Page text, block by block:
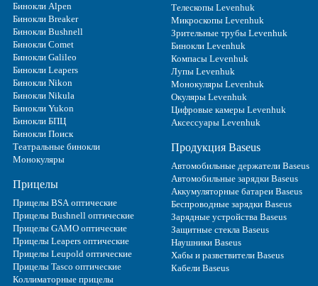
Бинокли Alpen
Бинокли Breaker
Бинокли Bushnell
Бинокли Comet
Бинокли Galileo
Бинокли Leapers
Бинокли Nikon
Бинокли Nikula
Бинокли Yukon
Бинокли БПЦ
Бинокли Поиск
Театральные бинокли
Монокуляры
Прицелы
Прицелы BSA оптические
Прицелы Bushnell оптические
Прицелы GAMO оптические
Прицелы Leapers оптические
Прицелы Leupold оптические
Прицелы Tasco оптические
Коллиматорные прицелы
Телескопы Levenhuk
Микроскопы Levenhuk
Зрительные трубы Levenhuk
Бинокли Levenhuk
Компасы Levenhuk
Лупы Levenhuk
Монокуляры Levenhuk
Окуляры Levenhuk
Цифровые камеры Levenhuk
Аксессуары Levenhuk
Продукция Baseus
Автомобильные держатели Baseus
Автомобильные зарядки Baseus
Аккумуляторные батареи Baseus
Беспроводные зарядки Baseus
Зарядные устройства Baseus
Защитные стекла Baseus
Наушники Baseus
Хабы и разветвители Baseus
Кабели Baseus